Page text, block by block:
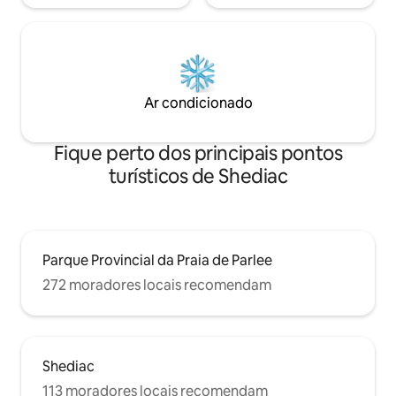
Ar condicionado
Fique perto dos principais pontos
turísticos de Shediac
Parque Provincial da Praia de Parlee
272 moradores locais recomendam
Shediac
113 moradores locais recomendam